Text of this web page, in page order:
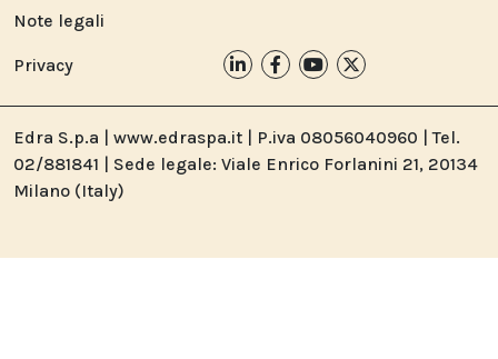
Note legali
Privacy
Edra S.p.a | www.edraspa.it | P.iva 08056040960 | Tel.
02/881841 | Sede legale: Viale Enrico Forlanini 21, 20134
Milano (Italy)